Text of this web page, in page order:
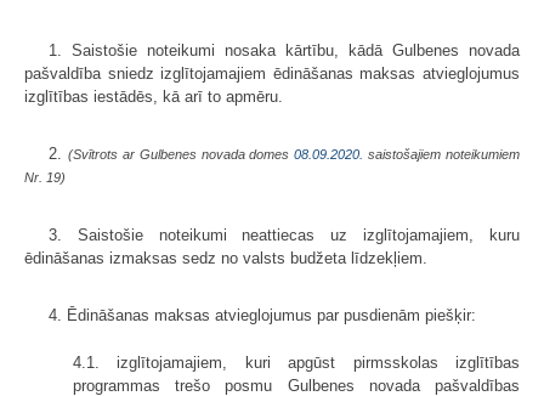
1. Saistošie noteikumi nosaka kārtību, kādā Gulbenes novada
pašvaldība sniedz izglītojamajiem ēdināšanas maksas atvieglojumus
izglītības iestādēs, kā arī to apmēru.
2. (Svītrots ar Gulbenes novada domes08.09.2020. saistošajiem noteikumiem
Nr. 19)
3. Saistošie noteikumi neattiecas uz izglītojamajiem, kuru
ēdināšanas izmaksas sedz no valsts budžeta līdzekļiem.
4. Ēdināšanas maksas atvieglojumus par pusdienām piešķir:
4.1. izglītojamajiem, kuri apgūst pirmsskolas izglītības
programmas trešo posmu Gulbenes novada pašvaldības